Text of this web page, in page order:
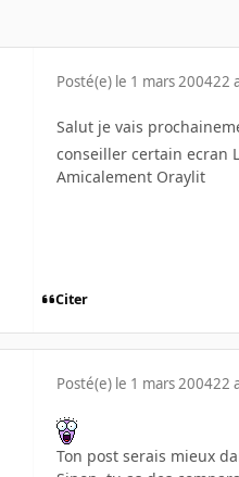
Posté(e) le 1 mars 200422
Salut je vais
conseiller certain ecran
Amicalement Oraylit
Citer
Posté(e) le 1 mars 200422
Ton post serais mieux